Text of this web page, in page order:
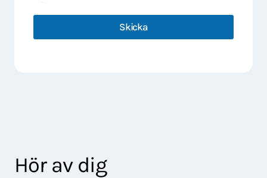
Skicka
Hör av dig